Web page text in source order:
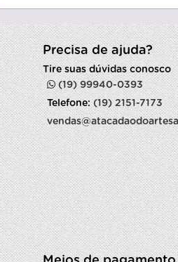
Precisa de ajuda?
Tire suas dúvidas conosco
(19) 99940-0393
Telefone:(19) 2151-7173